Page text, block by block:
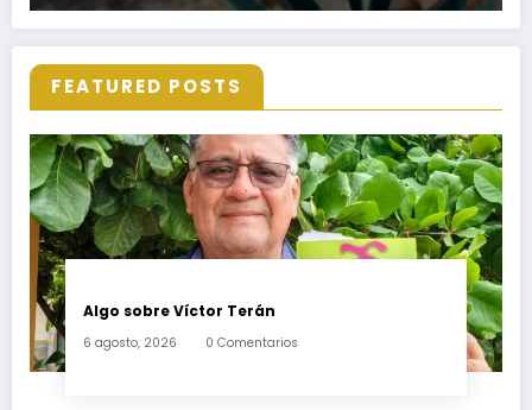
FEATURED POSTS
Algo sobre Víctor Terán
6 agosto, 2026 0 Comentarios